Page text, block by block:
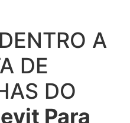
A
DE
DO
Para